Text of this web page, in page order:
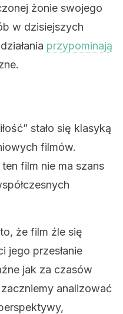
żonie swojego
w dzisiejszych
przypominają
stało się klasyką
filmów.
film nie ma szans
że film źle się
jego przesłanie
jak za czasów
analizować